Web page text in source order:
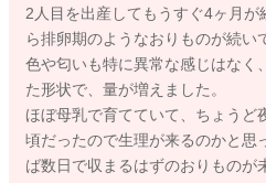
2人目を出産してもうすぐ4ヶ月
ら排卵期のようなおりものが続い
色や匂いも特に異常な感じはなく
た形状で、量が増えました。
ほぼ母乳で育てていて、ちょうど
頃だったので生理が来るのかと思
ば数日で収まるはずのおりものが